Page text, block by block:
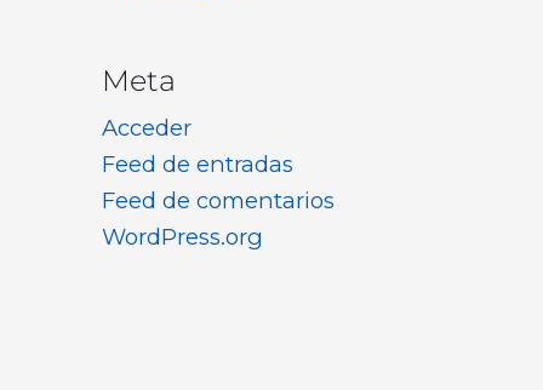
Meta
Acceder
Feed de entradas
Feed de comentarios
WordPress.org